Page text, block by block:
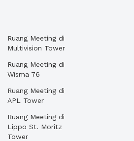
Ruang Meeting di
Multivision Tower
Ruang Meeting di
Wisma 76
Ruang Meeting di
APL Tower
Ruang Meeting di
Lippo St. Moritz
Tower